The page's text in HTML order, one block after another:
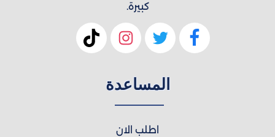
كبيرة.
المساعدة
اطلب الان